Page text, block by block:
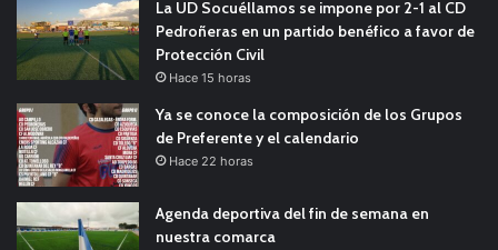
La UD Socuéllamos se impone por 2-1 al CD
Pedroñeras en un partido benéfico a favor de
Protección Civil
Hace 15 horas
Ya se conoce la composición de los Grupos
de Preferente y el calendario
Hace 22 horas
Agenda deportiva del fin de semana en
nuestra comarca